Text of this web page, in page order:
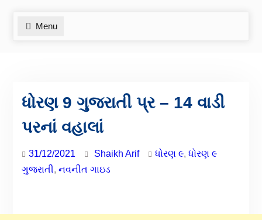
Menu
ધોરણ 9 ગુજરાતી પ્ર – 14 વાડી
પરનાં વહાલાં
31/12/2021 Shaikh Arif ધોરણ ૯, ધોરણ ૯
ગુજરાતી, નવનીત ગાઇડ